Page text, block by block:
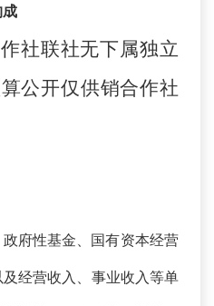
成
社联社无下属独立
公开仅供销合作社
府性基金、国有资本经营
经营收入、事业收入等单